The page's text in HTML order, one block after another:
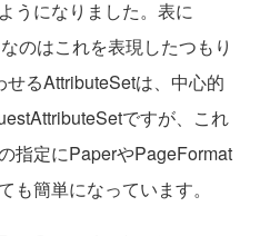
うになりました。表に
のはこれを表現したつもり
るAttributeSetは、中心的
ですが、これ
指定にPaperやPageFormat
も簡単になっています。